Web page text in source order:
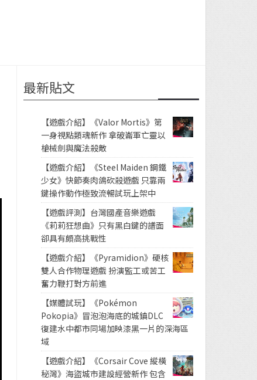
最新貼文
【遊戲介紹】《Valor Mortis》第
一身視點類魂新作 拿破崙軍亡靈以
槍械劍與魔法殺敵
【遊戲介紹】《Steel Maiden 鋼鐵
少女》快節奏肉鴿砍殺遊戲 只靠兩
鍵操作動作極致流暢試玩上架中
【遊戲評測】台灣國產音樂遊戲
《莉莉狂想曲》只有黑白鍵的譜面
卻具有頗高挑戰性
【遊戲介紹】《Pyramidion》硬核
雙人合作物理遊戲 扮演監工或苦工
奮力鞭打對方前進
【媒體試玩】《Pokémon
Pokopia》冒泡泡海底的城鎮DLC
復建水中都市同場加映漆黑一片的深海區
域
【遊戲介紹】《Corsair Cove 縱橫
秘灣》海盜城市建設經營新作 包含